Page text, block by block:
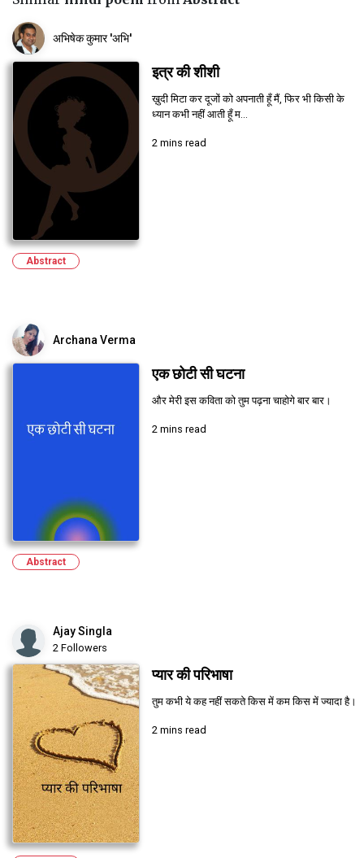
अभिषेक कुमार 'अभि'
इत्र की शीशी
ख़ुदी मिटा कर दूजों को अपनाती हूँ मैं, फिर भी किसी के
ध्यान कभी नहीं आती हूँ म...
2 mins read
Abstract
Archana Verma
एक छोटी सी घटना
और मेरी इस कविता को तुम पढ़ना चाहोगे बार बार।
2 mins read
Abstract
Ajay Singla
2 Followers
प्यार की परिभाषा
तुम कभी ये कह नहीं सकते किस में कम किस में ज्यादा है।
2 mins read